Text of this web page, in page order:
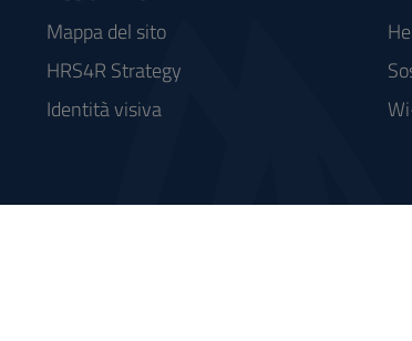
Mappa del sito
HRS4R Strategy
Identità visiva